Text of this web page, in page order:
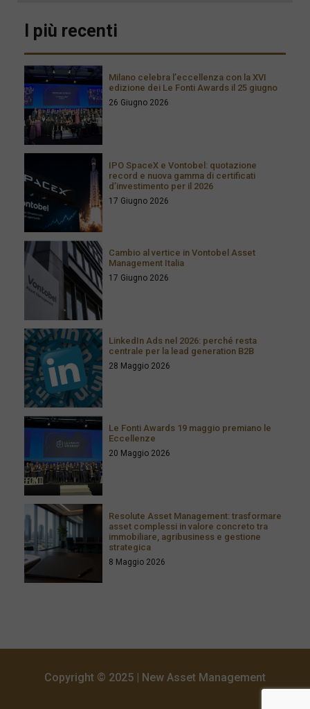
I più recenti
Milano celebra l’eccellenza con la XVI
edizione dei Le Fonti Awards il 25 giugno
26 Giugno 2026
IPO SpaceX e Vontobel: quotazione
record e nuova gamma di certificati
d’investimento per il 2026
17 Giugno 2026
Cambio al vertice in Vontobel Asset
Management Italia
17 Giugno 2026
LinkedIn Ads nel 2026: perché resta
centrale per la lead generation B2B
28 Maggio 2026
Le Fonti Awards 19 maggio premiano le
Eccellenze
20 Maggio 2026
Resolute Asset Management: trasformare
asset complessi in valore concreto tra
immobiliare, agribusiness e gestione
strategica
8 Maggio 2026
Copyright © 2025 | New Asset Management